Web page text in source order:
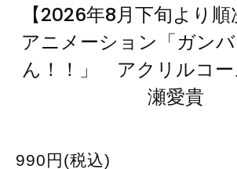
【2026年8月下旬より
アニメーション「ガンバ
ん！！」 アクリルコ
瀬愛貴
990円(税込)